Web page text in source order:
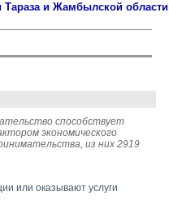
Тараза и Жамбылской области
способствует
экономического
из них 2919
или оказывают услуги